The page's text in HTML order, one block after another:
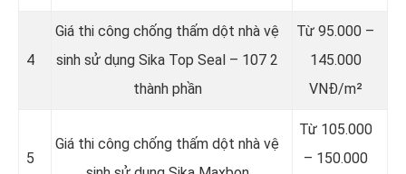
4
Giá thi công chống thấm dột nhà vệ
sinh sử dụng Sika Top Seal – 107 2
thành phần
Từ 95.000 –
145.000
VNĐ/m²
5
Giá thi công chống thấm dột nhà vệ
Từ 105.000
– 150.000